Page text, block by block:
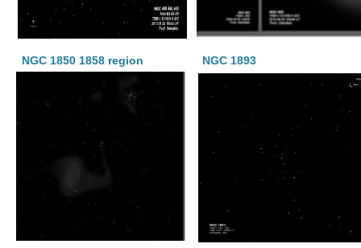
NGC 1850 1858 region NGC 1893